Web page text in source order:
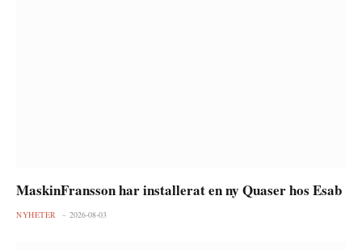
MaskinFransson har installerat en ny Quaser hos Esab
NYHETER 2026-08-03